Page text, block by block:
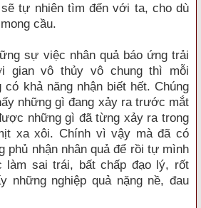
tự nhiên tìm đến với ta, cho dù
cầu.
sự việc nhân quả báo ứng trải
gian vô thủy vô chung thì mỗi
có khả năng nhận biết hết. Chúng
những gì đang xảy ra trước mắt
những gì đã từng xảy ra trong
xa xôi. Chính vì vậy mà đã có
phủ nhận nhân quả để rồi tự mình
làm sai trái, bất chấp đạo lý, rốt
những nghiệp quả nặng nề, đau